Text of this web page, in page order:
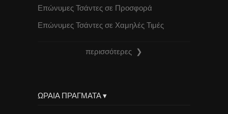
Επώνυμες Τσάντες σε Προσφορά
Επώνυμες Τσάντες σε Χαμηλές Τιμές
περισσότερες ❯
ΩΡΑΙΑ ΠΡΑΓΜΑΤΑ ▾